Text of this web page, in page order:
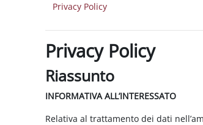
Privacy Policy
Privacy Policy
Riassunto
INFORMATIVA ALL’INTERESSATO
Relativa al trattamento dei dati